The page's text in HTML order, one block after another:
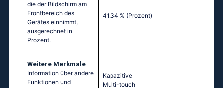
die der Bildschirm am
Frontbereich des
Gerätes einnimmt,
ausgerechnet in
Prozent.
41.34 % (Prozent)
Weitere Merkmale
Information über andere
Funktionen und
Kapazitive
Multi-touch